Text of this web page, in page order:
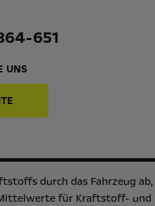
651
UNS
durch das Fahrzeug ab,
für Kraftstoff- und